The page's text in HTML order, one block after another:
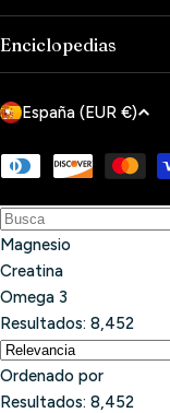
Enciclopedias
P
í
s
/
r
e
g
i
ó
n
España (EUR €)
Métodos
pago
Magnesio
Creatina
Omega 3
Resultados: 8,452
Ordenado por
Resultados: 8,452